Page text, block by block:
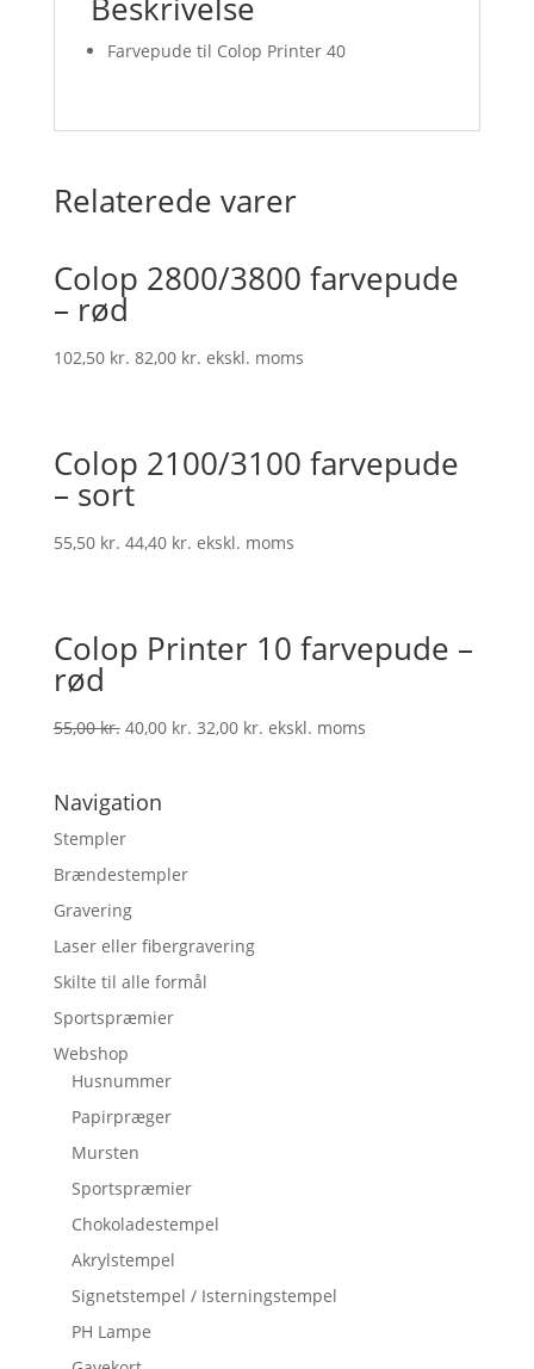
Farvepude til Colop Printer 40
Relaterede varer
Colop 2800/3800 farvepude
– rød
102,50 kr. 82,00 kr. ekskl. moms
Colop 2100/3100 farvepude
– sort
55,50 kr. 44,40 kr. ekskl. moms
Colop Printer 10 farvepude –
rød
55,00kr. 40,00 kr. 32,00 kr. ekskl. moms
Navigation
Stempler
Brændestempler
Gravering
Laser eller fibergravering
Skilte til alle formål
Sportspræmier
Webshop
Husnummer
Papirpræger
Mursten
Sportspræmier
Chokoladestempel
Akrylstempel
Signetstempel / Isterningstempel
PH Lampe